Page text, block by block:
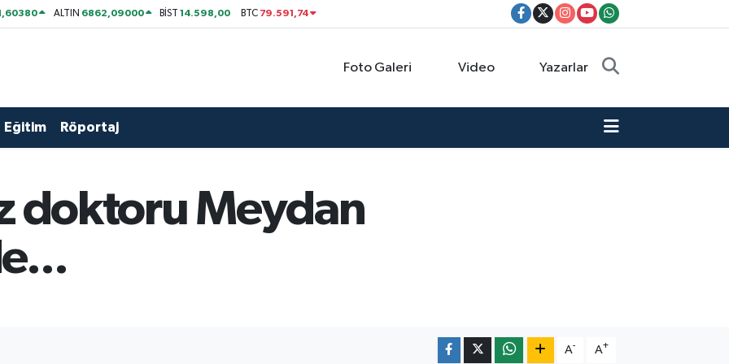
ALTIN 6862,09000 BİST14.598,00 BTC 79.591,74
Foto Galeri Video Yazarlar
Eğitim Röportaj
doktoru Meydan
A- A+